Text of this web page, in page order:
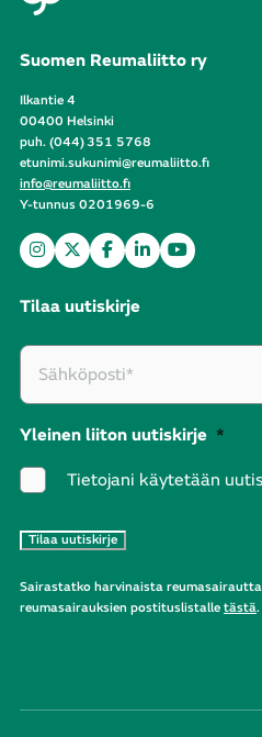
Suomen Reumaliitto ry
Ilkantie 4
00400 Helsinki
puh. (044) 351 5768
etunimi.sukunimi@reumaliitto.fi
info@reumaliitto.fi
Y-tunnus 0201969-6
Tilaa uutiskirje
Yleinen liiton uutiskirje *
Tietojani käytetään
Sairastatko harvinaista
reumasairauksien postituslistalle tästä.